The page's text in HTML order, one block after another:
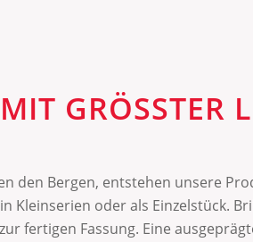
GRÖSSTER
den Bergen, entstehen unsere
Kleinserien oder als Einzelstück.
fertigen Fassung. Eine